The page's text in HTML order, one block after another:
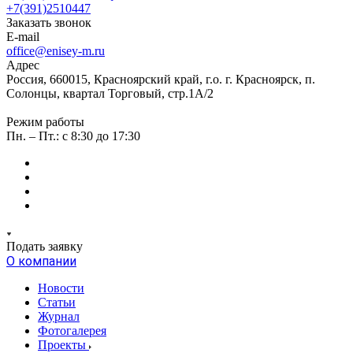
+7(391)2510447
Заказать звонок
E-mail
office@enisey-m.ru
Адрес
Россия, 660015, Красноярский край, г.о. г. Красноярск, п.
Солонцы, квартал Торговый, стр.1А/2
Режим работы
Пн. – Пт.: c 8:30 до 17:30
Подать заявку
О компании
Новости
Статьи
Журнал
Фотогалерея
Проекты